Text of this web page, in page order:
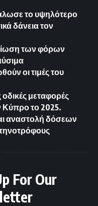
το υψηλότερο
δάνεια τον
των φόρων
οι τιμές του
μεταφορές
το 2025.
αναστολή δόσεων
For Our